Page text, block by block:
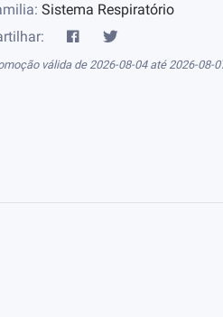
Sistema Respiratório
válida de 2026-08-04 até 2026-08-